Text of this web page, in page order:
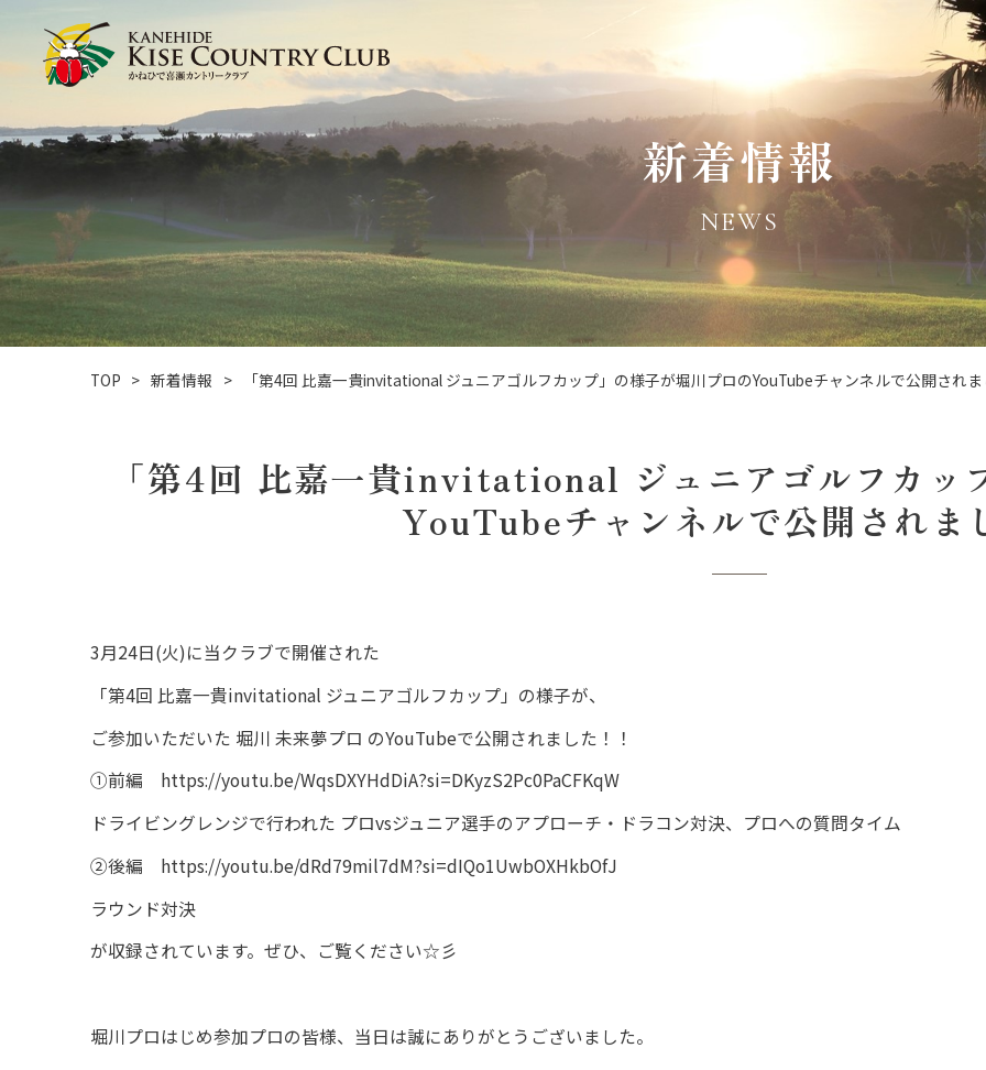
新着情報
NEWS
TOP 新着情報 「第4回 比嘉一貴invitational ジュニアゴルフカップ」の様子が堀川プロのYouTubeチャンネルで公開され
「第4回 比嘉一貴invitational ジュニアゴルフカッ
YouTubeチャンネルで公開されま
3月24日(火)に当クラブで開催された
「第4回 比嘉一貴invitational ジュニアゴルフカップ」の様子が、
ご参加いただいた 堀川 未来夢プロ のYouTubeで公開されました！！
①前編 https://youtu.be/WqsDXYHdDiA?si=DKyzS2Pc0PaCFKqW
ドライビングレンジで行われた プロvsジュニア選手のアプローチ・ドラコン対決、プロへの質問タイム
②後編 https://youtu.be/dRd79mil7dM?si=dIQo1UwbOXHkbOfJ
ラウンド対決
が収録されています。ぜひ、ご覧ください☆彡
堀川プロはじめ参加プロの皆様、当日は誠にありがとうございました。